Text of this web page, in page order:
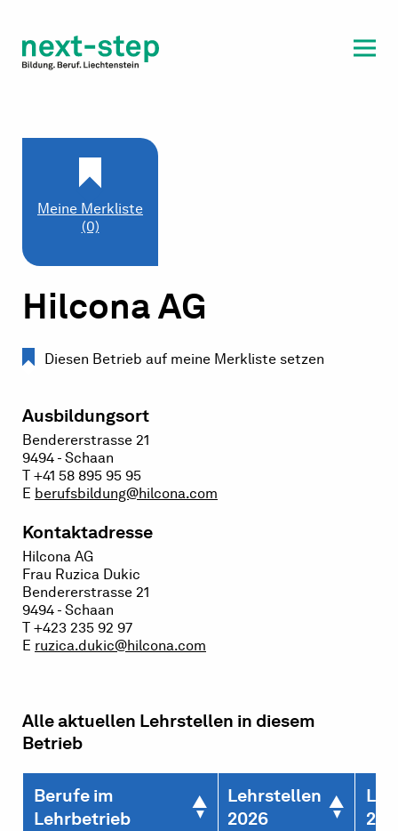
Beratung & Unterstützung
Hilcona AG
Diesen Betrieb auf meine Merkliste setzen
Ausbildungsort
Bendererstrasse 21
9494 - Schaan
T +41 58 895 95 95
E berufsbildung@hilcona.com
Kontaktadresse
Hilcona AG
Frau Ruzica Dukic
Bendererstrasse 21
9494 - Schaan
T +423 235 92 97
E ruzica.dukic@hilcona.com
Meine Merkliste
(0)
Alle aktuellen Lehrstellen in diesem
Betrieb
Berufe im
Lehrbetrieb
Lehrstellen
2026